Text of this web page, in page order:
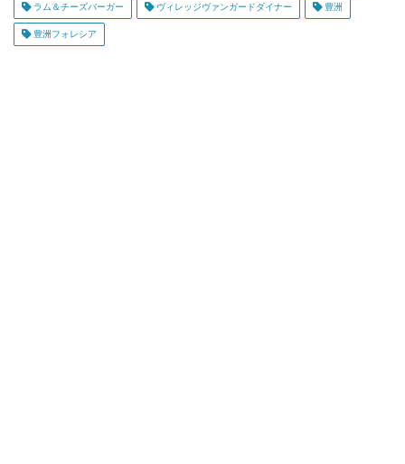
ラム＆チーズバーガー ヴィレッジヴァンガードダイナー 豊洲
豊洲フォレシア